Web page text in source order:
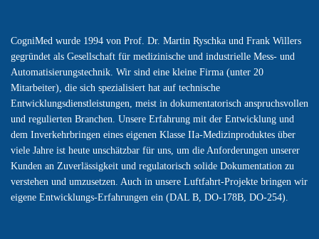
CogniMed wurde 1994 von Prof. Dr. Martin Ryschka und Frank Willers
gegründet als Gesellschaft für medizinische und industrielle Mess- und
Automatisierungstechnik. Wir sind eine kleine Firma (unter 20
Mitarbeiter), die sich spezialisiert hat auf technische
Entwicklungsdienstleistungen, meist in dokumentatorisch anspruchsvollen
und regulierten Branchen. Unsere Erfahrung mit der Entwicklung und
dem Inverkehrbringen eines eigenen Klasse IIa-Medizinproduktes über
viele Jahre ist heute unschätzbar für uns, um die Anforderungen unserer
Kunden an Zuverlässigkeit und regulatorisch solide Dokumentation zu
verstehen und umzusetzen. Auch in unsere Luftfahrt-Projekte bringen wir
eigene Entwicklungs-Erfahrungen ein (DAL B, DO-178B, DO-254).